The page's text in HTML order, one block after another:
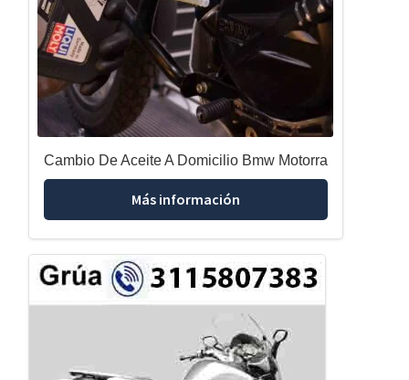
Cambio De Aceite A Domicilio Bmw Motorra
Más información